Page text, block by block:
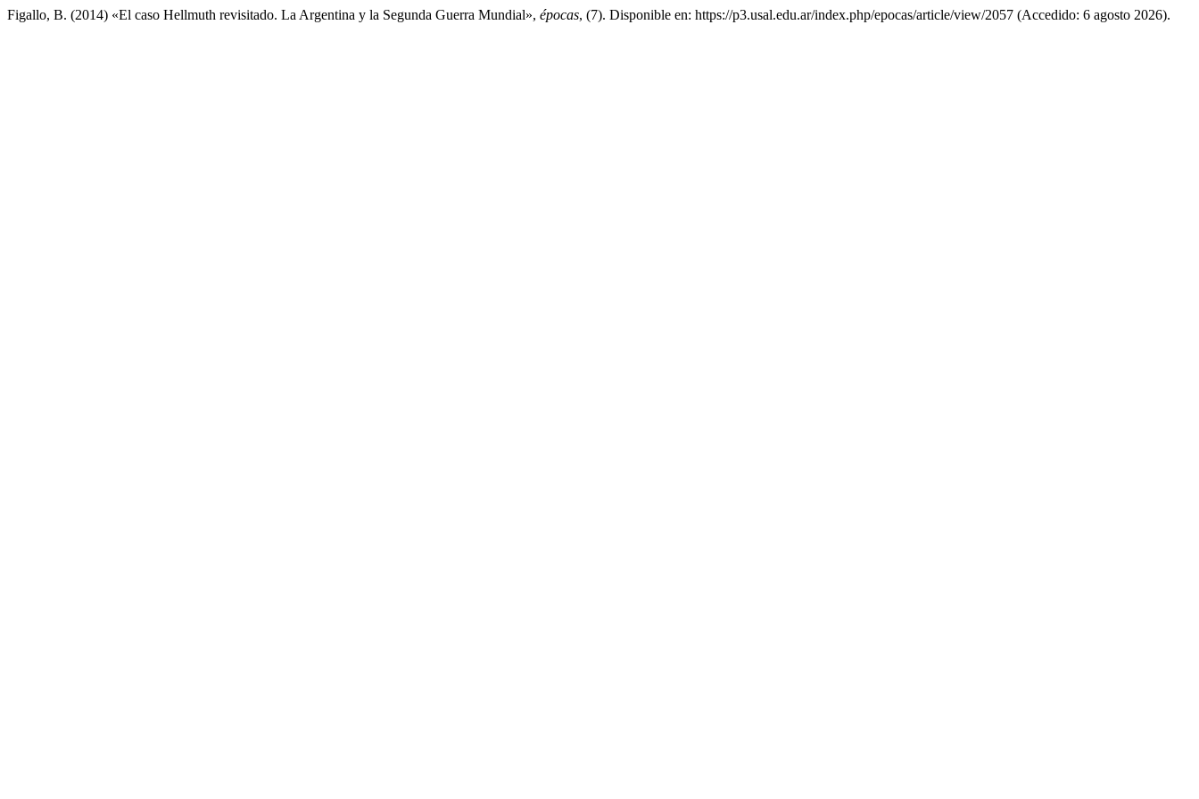
Figallo, B. (2014) «El caso Hellmuth revisitado. La Argentina y la Segunda Guerra Mundial», épocas, (7). Disponible en: https://p3.usal.edu.ar/index.php/epocas/article/view/2057 (Accedido: 6 agosto 2026).